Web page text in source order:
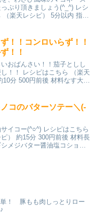
ぷり頂きましょう(^_^) レシ
（楽天レシピ） 5分以内 指定
！！コンロいらず！！
！！
おばんさい！！茄子としし
！！ レシピはこちら （楽天
10分 500円前後 材料なす大し
コのバターソテー＼(-
イコー(^○^) レシピはこちら
ピ） 約15分 300円前後 材料長
メジバター醤油塩コショウ
！ 豚もも肉しっとりロー